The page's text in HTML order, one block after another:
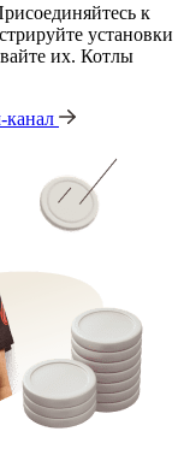
к
установки
их. Котлы
канал